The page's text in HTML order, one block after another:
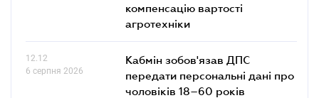
компенсацію вартості
агротехніки
12.12
6 серпня 2026
Кабмін зобов'язав ДПС
передати персональні дані про
чоловіків 18–60 років